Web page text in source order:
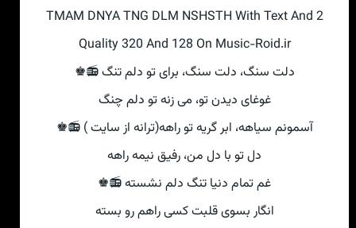
TMAM DNYA TNG DLM NSHSTH With Text And 2
Quality 320 And 128 On Music-Roid.ir
دلت سنگ، دلت سنگ، برای تو دلم تنگ 📻♚
غوغای دیدن تو، می زنه تو دلم چنگ
آسمونم سیاهه، ابر گریه تو راهه(ترانه از سایت ) 📻♚
دل تو با دل من، رفیق نیمه راهه
غم تمام دنیا تنگ دلم نشسته 📻♚
انگار بسوی قلبت کسی راهم رو بسته